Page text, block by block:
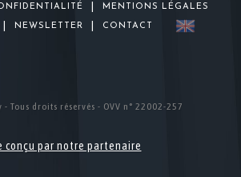
MENTIONS LÉGALES
NEWSLETTER CONTACT
- Tous droits réservés - OVV n° 22002-257
conçu par notre partenaire